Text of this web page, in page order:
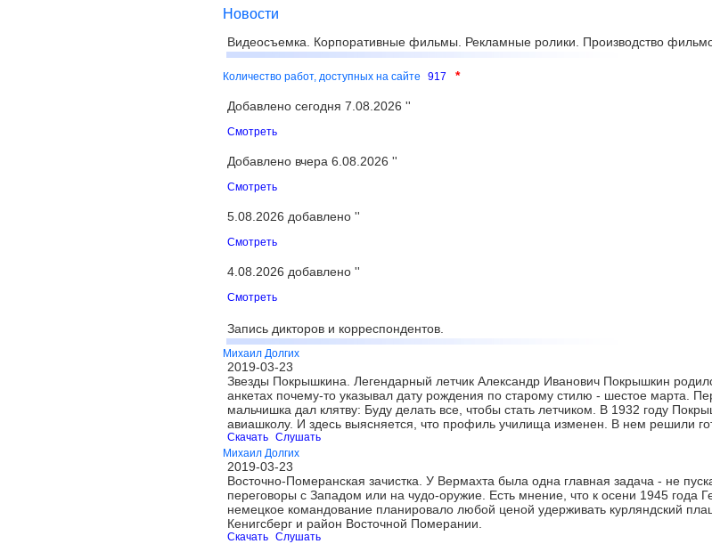
Новости
Видеосъемка. Корпоративные фильмы. Рекламные ролики. Производство
Количество работ, доступных на сайте 917 *
Добавлено сегодня 7.08.2026 ''
Смотреть
Добавлено вчера 6.08.2026 ''
Смотреть
5.08.2026 добавлено ''
Смотреть
4.08.2026 добавлено ''
Смотреть
Запись дикторов и корреспондентов.
Михаил Долгих
2019-03-23
Звезды Покрышкина. Легендарный летчик Александр Иванович Покрышкин
анкетах почему-то указывал дату рождения по старому стилю - шестое марта.
мальчишка дал клятву: Буду делать все, чтобы стать летчиком. В 1932 году
авиашколу. И здесь выясняется, что профиль училища изменен. В нем решили
Скачать Слушать
Михаил Долгих
2019-03-23
Восточно-Померанская зачистка. У Вермахта была одна главная задача - не
переговоры с Западом или на чудо-оружие. Есть мнение, что к осени 1945 года
немецкое командование планировало любой ценой удерживать курляндский
Кенигсберг и район Восточной Померании.
Скачать Слушать